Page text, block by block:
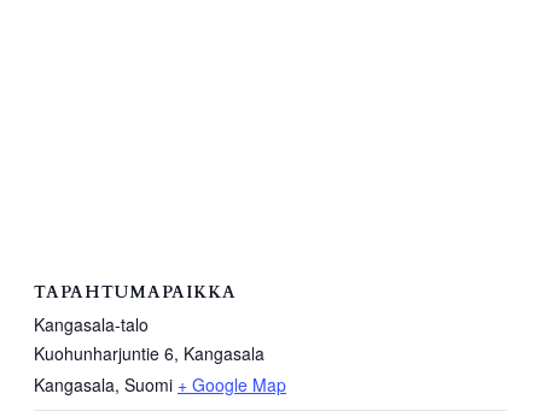
TAPAHTUMAPAIKKA
Kangasala-talo
Kuohunharjuntie 6, Kangasala
Kangasala, Suomi + Google Map